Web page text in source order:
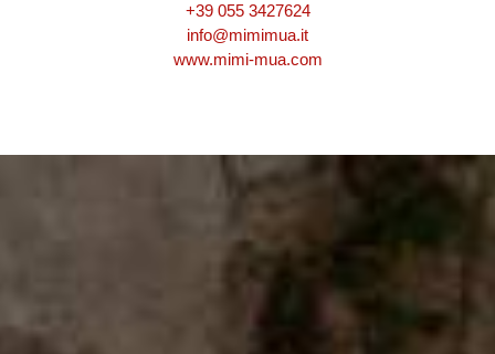
+39 055 3427624
info@mimimua.it
www.mimi-mua.com